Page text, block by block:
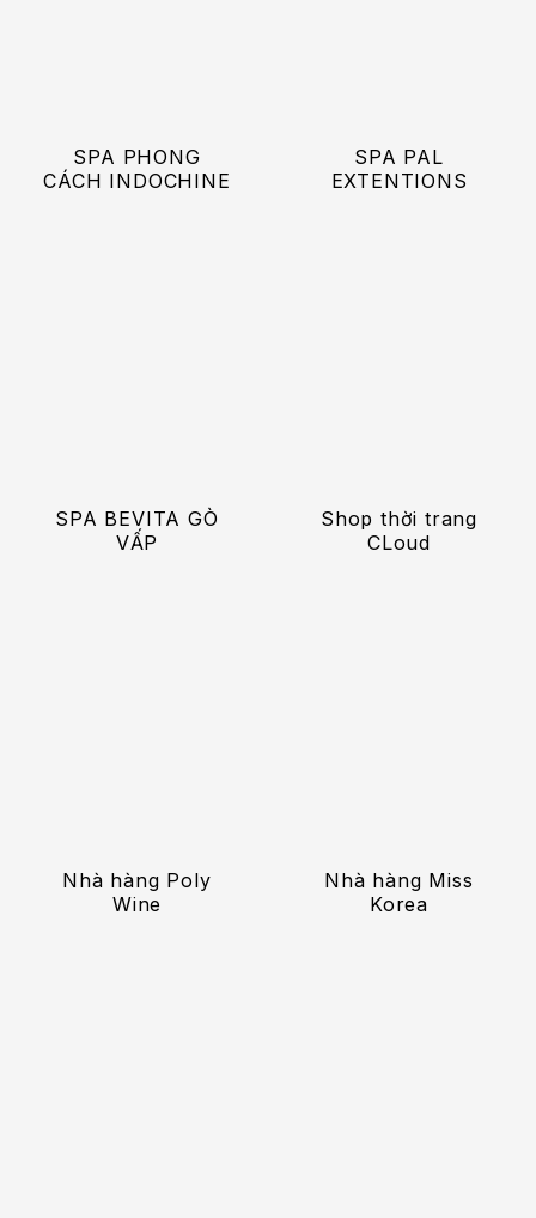
SPA PHONG
CÁCH INDOCHINE
SPA PAL
EXTENTIONS
SPA BEVITA GÒ
VẤP
Shop thời trang
CLoud
Nhà hàng Poly
Wine
Nhà hàng Miss
Korea